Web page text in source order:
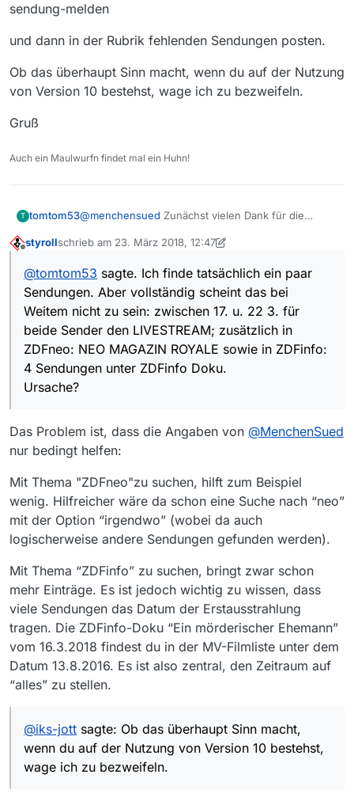
sendung-melden
und dann in der Rubrik fehlenden Sendungen posten.
Ob das überhaupt Sinn macht, wenn du auf der Nutzung
von Version 10 bestehst, wage ich zu bezweifeln.
Gruß
Auch ein Maulwurfn findet mal ein Huhn!
T tomtom53@menchensued Zunächst vielen Dank für die
Ich finde tatsächlich ein paar Sendungen. Aber
zwischen 17. u. 22 3. für beide Sender den
LIVESTREAM; zusätzlich in ZDFneo: NEO MAGAZIN
ROYALE sowie in ZDFinfo: 4 Sendungen unter
ZDFinfo Doku.
Ursache?
styrollschrieb am 23. März 2018, 12:47
zuletzt editiert von styroll
@tomtom53 sagte. Ich finde tatsächlich ein paar
Sendungen. Aber vollständig scheint das bei
Weitem nicht zu sein: zwischen 17. u. 22 3. für
beide Sender den LIVESTREAM; zusätzlich in
ZDFneo: NEO MAGAZIN ROYALE sowie in ZDFinfo:
4 Sendungen unter ZDFinfo Doku.
Ursache?
Das Problem ist, dass die Angaben von @MenchenSued
nur bedingt helfen:
Mit Thema "ZDFneo"zu suchen, hilft zum Beispiel
wenig. Hilfreicher wäre da schon eine Suche nach “neo”
mit der Option “irgendwo” (wobei da auch
logischerweise andere Sendungen gefunden werden).
Mit Thema “ZDFinfo” zu suchen, bringt zwar schon
mehr Einträge. Es ist jedoch wichtig zu wissen, dass
viele Sendungen das Datum der Erstausstrahlung
tragen. Die ZDFinfo-Doku “Ein mörderischer Ehemann”
vom 16.3.2018 findest du in der MV-Filmliste unter dem
Datum 13.8.2016. Es ist also zentral, den Zeitraum auf
“alles” zu stellen.
@iks-jott sagte: Ob das überhaupt Sinn macht,
wenn du auf der Nutzung von Version 10 bestehst,
wage ich zu bezweifeln.